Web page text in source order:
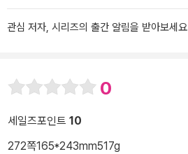
관심 저자, 시리즈의 출간 알림을 받아보세요
0
세일즈포인트 10
272쪽165*243mm517g